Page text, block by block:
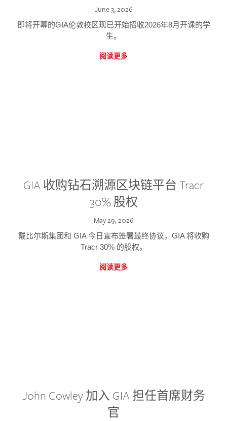
June 3, 2026
即将开幕的GIA伦敦校区现已开始招收2026年8月开课的学
生。
阅读更多
GIA 收购钻石溯源区块链平台 Tracr
30% 股权
May 29, 2026
戴比尔斯集团和 GIA 今日宣布签署最终协议，GIA 将收购
Tracr 30% 的股权。
阅读更多
John Cowley 加入 GIA 担任首席财务
官